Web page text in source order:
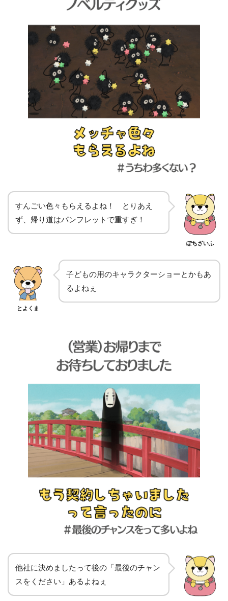
すんごい色々もらえるよね！ とりあえ
ず、帰り道はパンフレットで重すぎ！
ぽちざいふ
とよくま
子どもの用のキャラクターショーとかもあ
るよねぇ
他社に決めましたって後の「最後のチャン
スをください」あるよねぇ